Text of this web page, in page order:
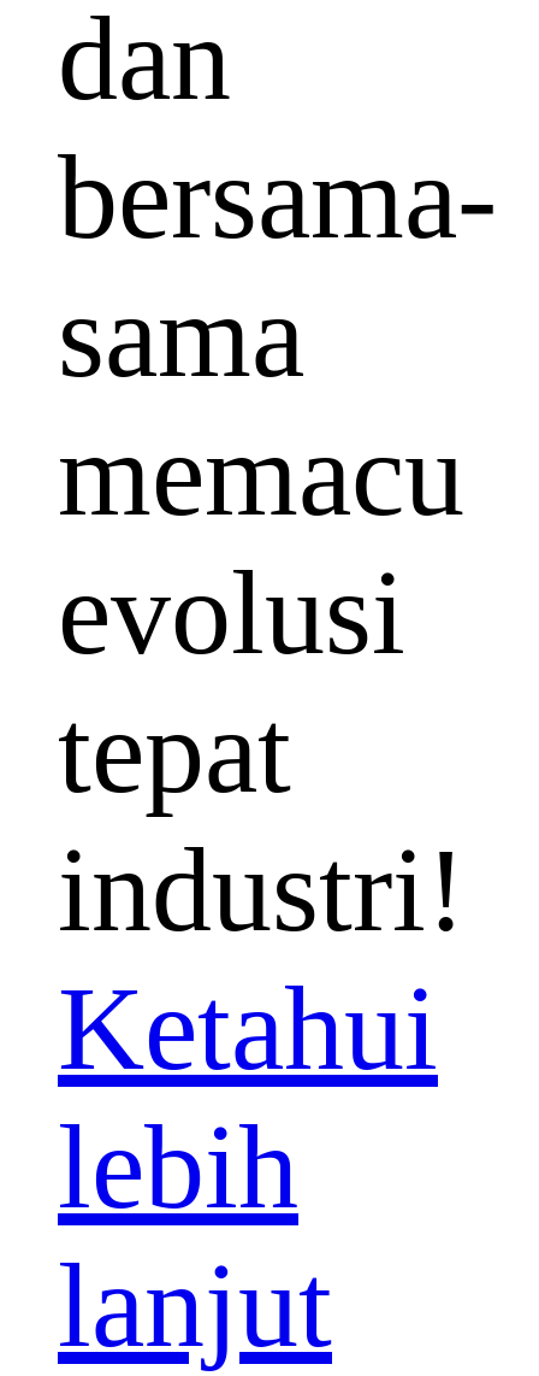
dan
bersama-
sama
memacu
evolusi
tepat
industri!
Ketahui
lebih
lanjut